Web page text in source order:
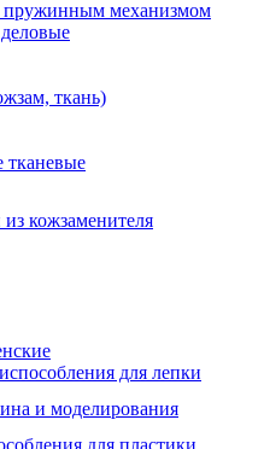
пружинным механизмом
ткань)
тканевые
кожзаменителя
для лепки
и моделирования
для пластики